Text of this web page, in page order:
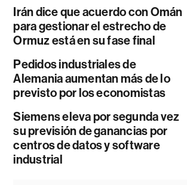
Irán dice que acuerdo con Omán
para gestionar el estrecho de
Ormuz está en su fase final
Pedidos industriales de
Alemania aumentan más de lo
previsto por los economistas
Siemens eleva por segunda vez
su previsión de ganancias por
centros de datos y software
industrial